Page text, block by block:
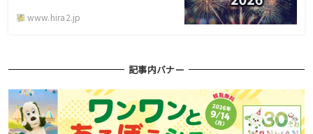
www.hira2.jp
記事内バナー